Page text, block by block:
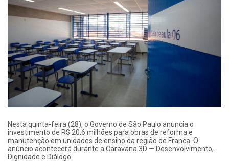
Nesta quinta-feira (28), o Governo de São Paulo anuncia o
investimento de R$ 20,6 milhões para obras de reforma e
manutenção em unidades de ensino da região de Franca. O
anúncio acontecerá durante a Caravana 3D — Desenvolvimento,
Dignidade e Diálogo.